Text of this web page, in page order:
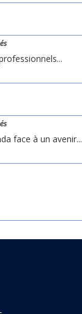
face à un avenir...